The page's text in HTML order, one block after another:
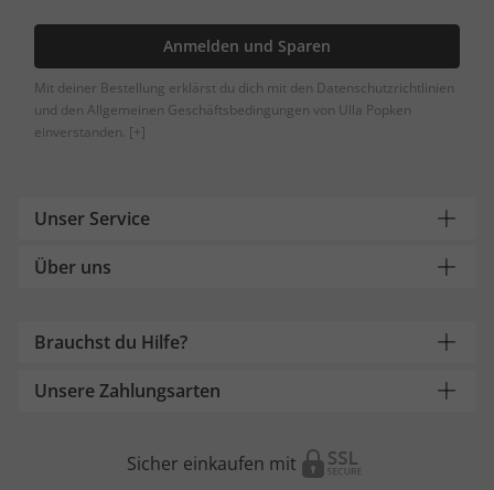
Anmelden und Sparen
Mit deiner Bestellung erklärst du dich mit den Datenschutzrichtlinien
und den Allgemeinen Geschäftsbedingungen von Ulla Popken
einverstanden. [+]
Unser Service
Über uns
Brauchst du Hilfe?
Unsere Zahlungsarten
Sicher einkaufen mit